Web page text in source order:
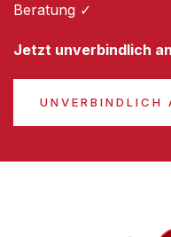
Beratung ✓
Jetzt unverbindlich
UNVERBINDLICH